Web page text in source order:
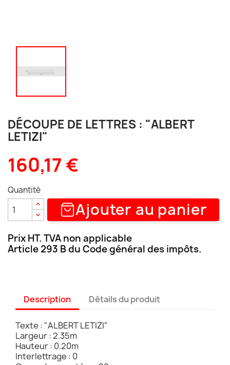
DÉCOUPE DE LETTRES : "ALBERT
LETIZI"
160,17 €
Quantité
Ajouter au panier
Prix HT. TVA non applicable
Article 293 B du Code général des impôts.
Description Détails du produit
Texte : "ALBERT LETIZI"
Largeur : 2.35m
Hauteur : 0.20m
Interlettrage : 0